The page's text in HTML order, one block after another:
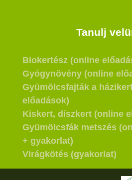
Tanulj
Biokertész (online
Gyógynövény (online
Gyümölcsfajták a
előadások)
Kiskert, díszkert (online
Gyümölcsfák metszés
+ gyakorlat)
Virágkötés (gyakorlat)